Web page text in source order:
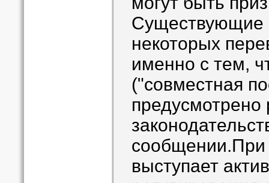
Существующие
некоторых
именно с тем,
("совместная
предусмотрено
сообщении.При
выступает